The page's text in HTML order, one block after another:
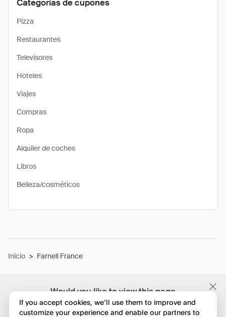
Would you like to view this page
in English?
Categorías de cupones
Pizza
Restaurantes
Televisores
Hoteles
Viajes
Compras
Ropa
Alquiler de coches
Libros
Belleza/cosméticos
Inicio > Farnell France
If you accept cookies, we’ll use them to improve and
customize your experience and enable our partners to